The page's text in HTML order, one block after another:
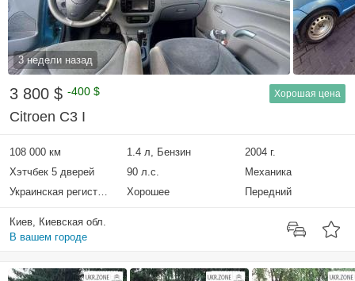
3 недели назад
3 800 $ -400 $ Хорошая цена
Citroen C3 I
108 000 км 1.4 л, Бензин
2004 г.
Хэтчбек 5 дверей
90 л.с.
Механика
Украинская регистрация
Хорошее Передний
Киев, Киевская обл.
В вашем городе